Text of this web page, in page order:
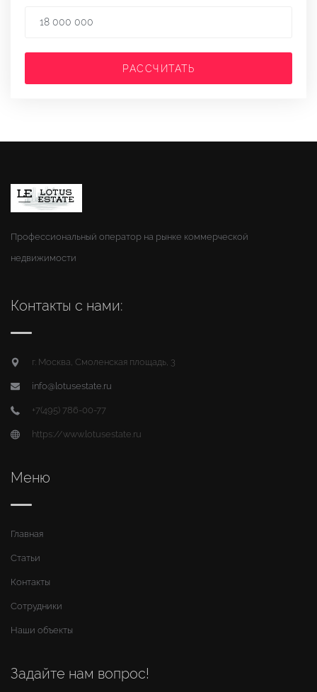
РАССЧИТАТЬ
Профессиональный оператор на рынке коммерческой
недвижимости
Контакты с нами:
г. Москва, Смоленская площадь, 3
info@lotusestate.ru
+7(495) 786-00-77
https://www.lotusestate.ru
Меню
Главная
Статьи
Контакты
Сотрудники
Наши объекты
Задайте нам вопрос!